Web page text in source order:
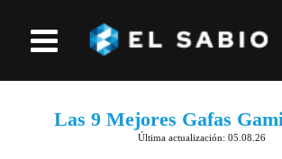
Las 9 Mejores Gafas
Última actualización: 05.08.26